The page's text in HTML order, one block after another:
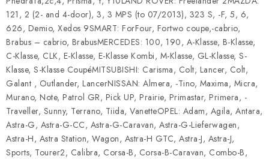
121, 2 (2- and 4-door), 3, 3 MPS (to 07/2013), 323 S, -F, 5, 6,
626, Demio, Xedos 9SMART: ForFour, Fortwo coupe,-cabrio,
Brabus – cabrio, BrabusMERCEDES: 100, 190, A-Klasse, B-Klasse,
C-Klasse, CLK, E-Klasse, E-Klasse Kombi, M-Klasse, GL-Klasse, S-
Klasse, S-Klasse CoupéMITSUBISHI: Carisma, Colt, Lancer, Colt,
Galant , Outlander, LancerNISSAN: Almera, -Tino, Maxima, Micra,
Murano, Note, Patrol GR, Pick UP, Prairie, Primastar, Primera, -
Traveller, Sunny, Terrano, Tiida, VanetteOPEL: Adam, Agila, Antara,
Astra-G, Astra-G-CC, Astra-G-Caravan, Astra-G-Lieferwagen,
Astra-H, Astra Station, Wagon, Astra-H GTC, Astra-J, Astra-J,
Sports, Tourer2, Calibra, Corsa-B, Corsa-B-Caravan, Combo-B,